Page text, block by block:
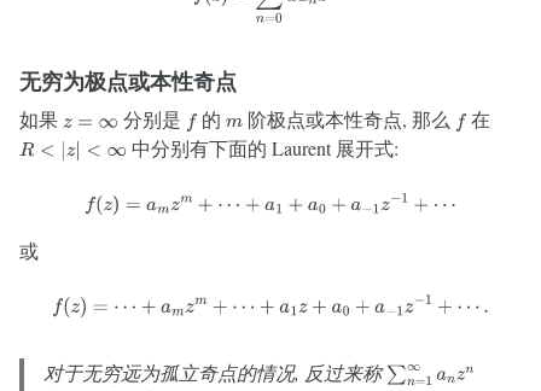
无穷为极点或本性奇点
如果z=∞ 分别是 f的 m阶极点或本性奇点, 那么 f在
R<|z <∞ 中分别有下面的 Laurent 展开式:
f (z)=am zm +⋯+a1+ a0 +a −1 z−1+⋯
或
f(z) =⋯+amz m +⋯ +a1z+a0+a− 1z−1+⋯.
对于无穷远为孤立奇点的情况, 反过来称∑n=1 ∞anz